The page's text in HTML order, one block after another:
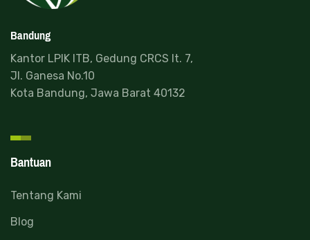
Bandung
Kantor LPIK ITB, Gedung CRCS lt. 7,
Jl. Ganesa No.10
Kota Bandung, Jawa Barat 40132
Bantuan
Tentang Kami
Blog